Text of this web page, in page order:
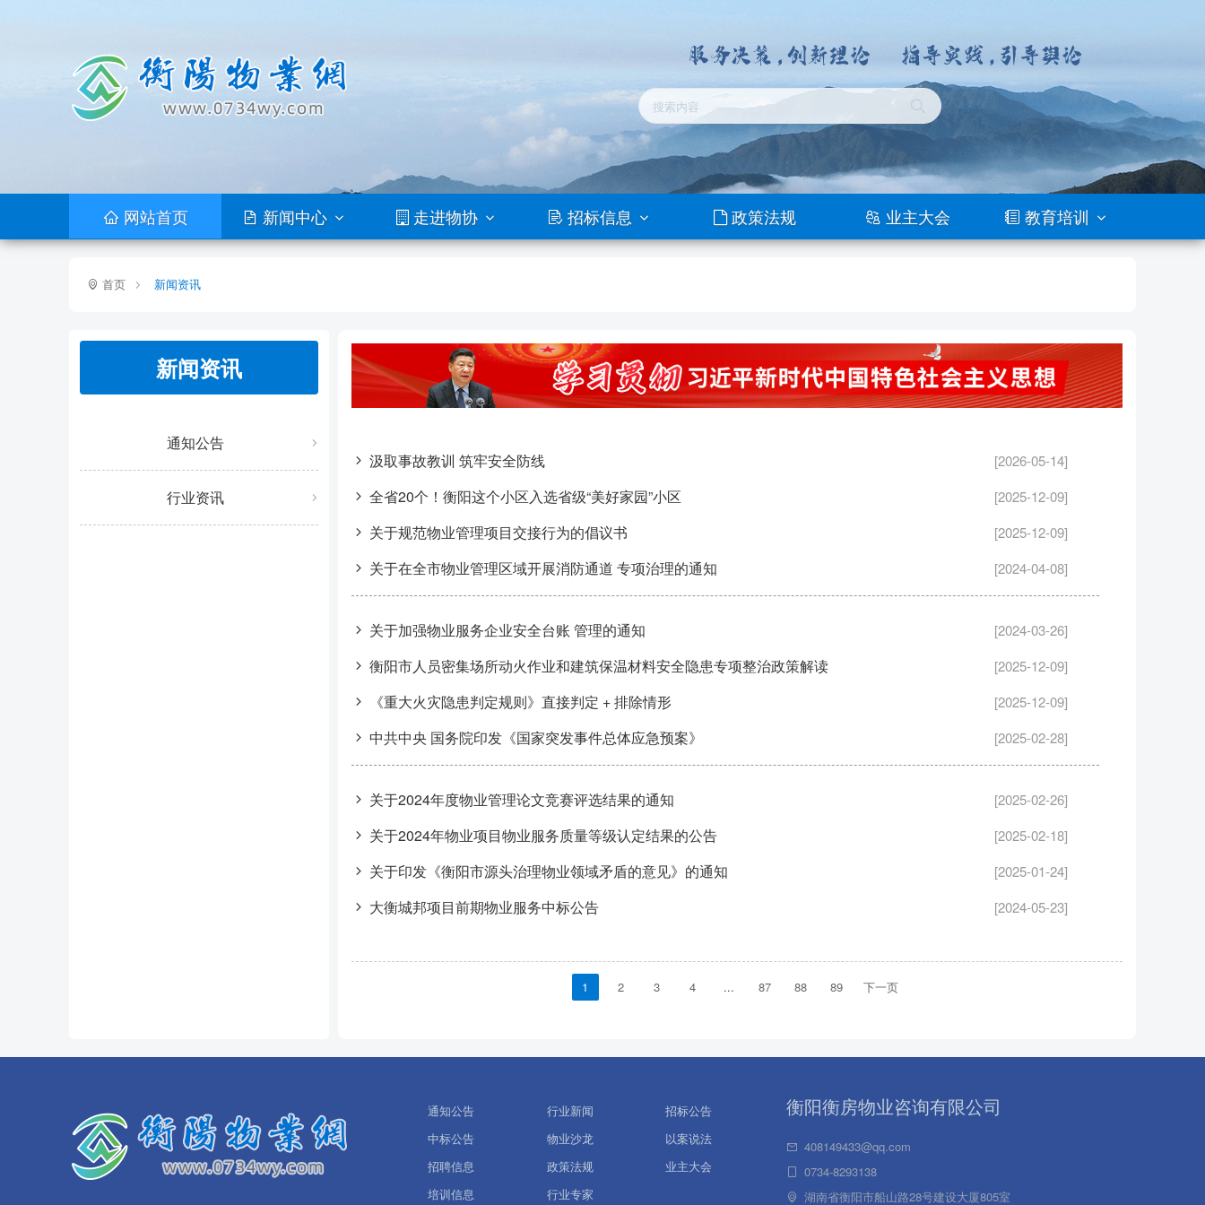
网站首页 新闻中心 走进物协 招标信息 政策法规 业主大会 教育培训
首页 新闻资讯
新闻资讯
通知公告
行业资讯
汲取事故教训 筑牢安全防线 [2026-05-14]
全省20个！衡阳这个小区入选省级“美好家园”小区 [2025-12-09]
关于规范物业管理项目交接行为的倡议书 [2025-12-09]
关于在全市物业管理区域开展消防通道 专项治理的通知 [2024-04-08]
关于加强物业服务企业安全台账 管理的通知 [2024-03-26]
衡阳市人员密集场所动火作业和建筑保温材料安全隐患专项整治政策解读 [2025-12-09]
《重大火灾隐患判定规则》直接判定 + 排除情形 [2025-12-09]
中共中央 国务院印发《国家突发事件总体应急预案》 [2025-02-28]
关于2024年度物业管理论文竞赛评选结果的通知 [2025-02-26]
关于2024年物业项目物业服务质量等级认定结果的公告 [2025-02-18]
关于印发《衡阳市源头治理物业领域矛盾的意见》的通知 [2025-01-24]
大衡城邦项目前期物业服务中标公告 [2024-05-23]
1 2 3 4 ... 87 88 89 下一页
通知公告 行业新闻
招标公告
中标公告
物业沙龙
以案说法
招聘信息
政策法规
业主大会
培训信息
行业专家
衡阳衡房物业咨询有限公司
408149433@qq.com
0734-8293138
湖南省衡阳市船山路28号建设大厦805室